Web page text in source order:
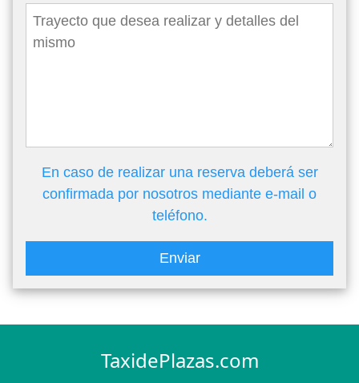
En caso de realizar una reserva deberá ser
confirmada por nosotros mediante e-mail o
teléfono.
Enviar
TaxidePlazas.com